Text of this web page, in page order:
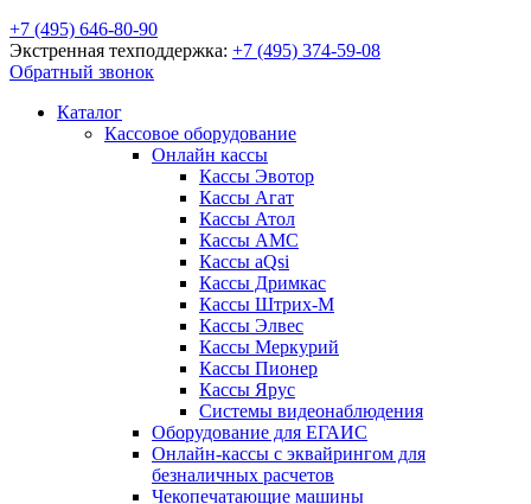
+7 (495) 646-80-90
Экстренная техподдержка: +7 (495) 374-59-08
Обратный звонок
Каталог
Кассовое оборудование
Онлайн кассы
Кассы Эвотор
Кассы Агат
Кассы Атол
Кассы АМС
Кассы aQsi
Кассы Дримкас
Кассы Штрих-М
Кассы Элвес
Кассы Меркурий
Кассы Пионер
Кассы Ярус
Системы видеонаблюдения
Оборудование для ЕГАИС
Онлайн-кассы с эквайрингом для
безналичных расчетов
Чекопечатающие машины